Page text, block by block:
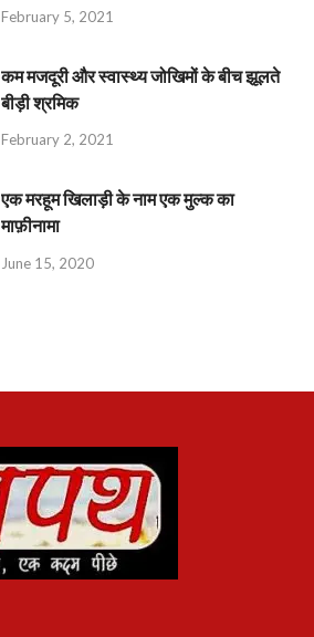
February 5, 2021
कम मजदूरी और स्वास्थ्य जोखिमों के बीच झूलते
बीड़ी श्रमिक
February 2, 2021
एक मरहूम खिलाड़ी के नाम एक मुल्क का
माफ़ीनामा
June 15, 2020